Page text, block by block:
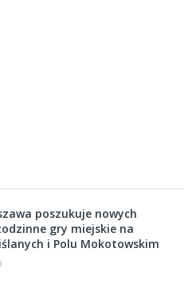
poszukuje nowych
gry miejskie na
i Polu Mokotowskim